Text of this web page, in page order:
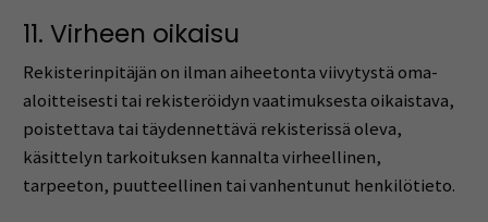
11. Virheen oikaisu
Rekisterinpitäjän on ilman aiheetonta viivytystä oma-
aloitteisesti tai rekisteröidyn vaatimuksesta oikaistava,
poistettava tai täydennettävä rekisterissä oleva,
käsittelyn tarkoituksen kannalta virheellinen,
tarpeeton, puutteellinen tai vanhentunut henkilötieto.